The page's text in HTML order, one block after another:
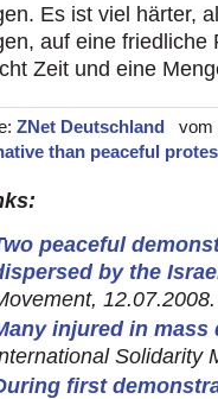
Es ist viel härter,
auf eine
Zeit und eine
ZNet Deutschland
vom
than peaceful
peaceful
by the
12.07.2008.
injured in
Solidarity
first